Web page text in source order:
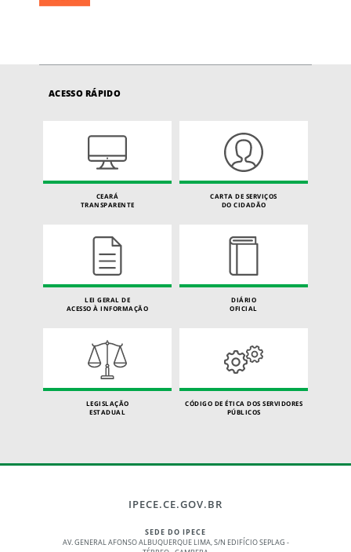
ACESSO RÁPIDO
CEARÁ
TRANSPARENTE
CARTA DE SERVIÇOS
DO CIDADÃO
LEI GERAL DE
ACESSO À INFORMAÇÃO
DIÁRIO
OFICIAL
LEGISLAÇÃO
ESTADUAL
CÓDIGO DE ÉTICA DOS SERVIDORES
PÚBLICOS
IPECE.CE.GOV.BR
SEDE DO IPECE
AV. GENERAL AFONSO ALBUQUERQUE LIMA, S/N EDIFÍCIO SEPLAG -